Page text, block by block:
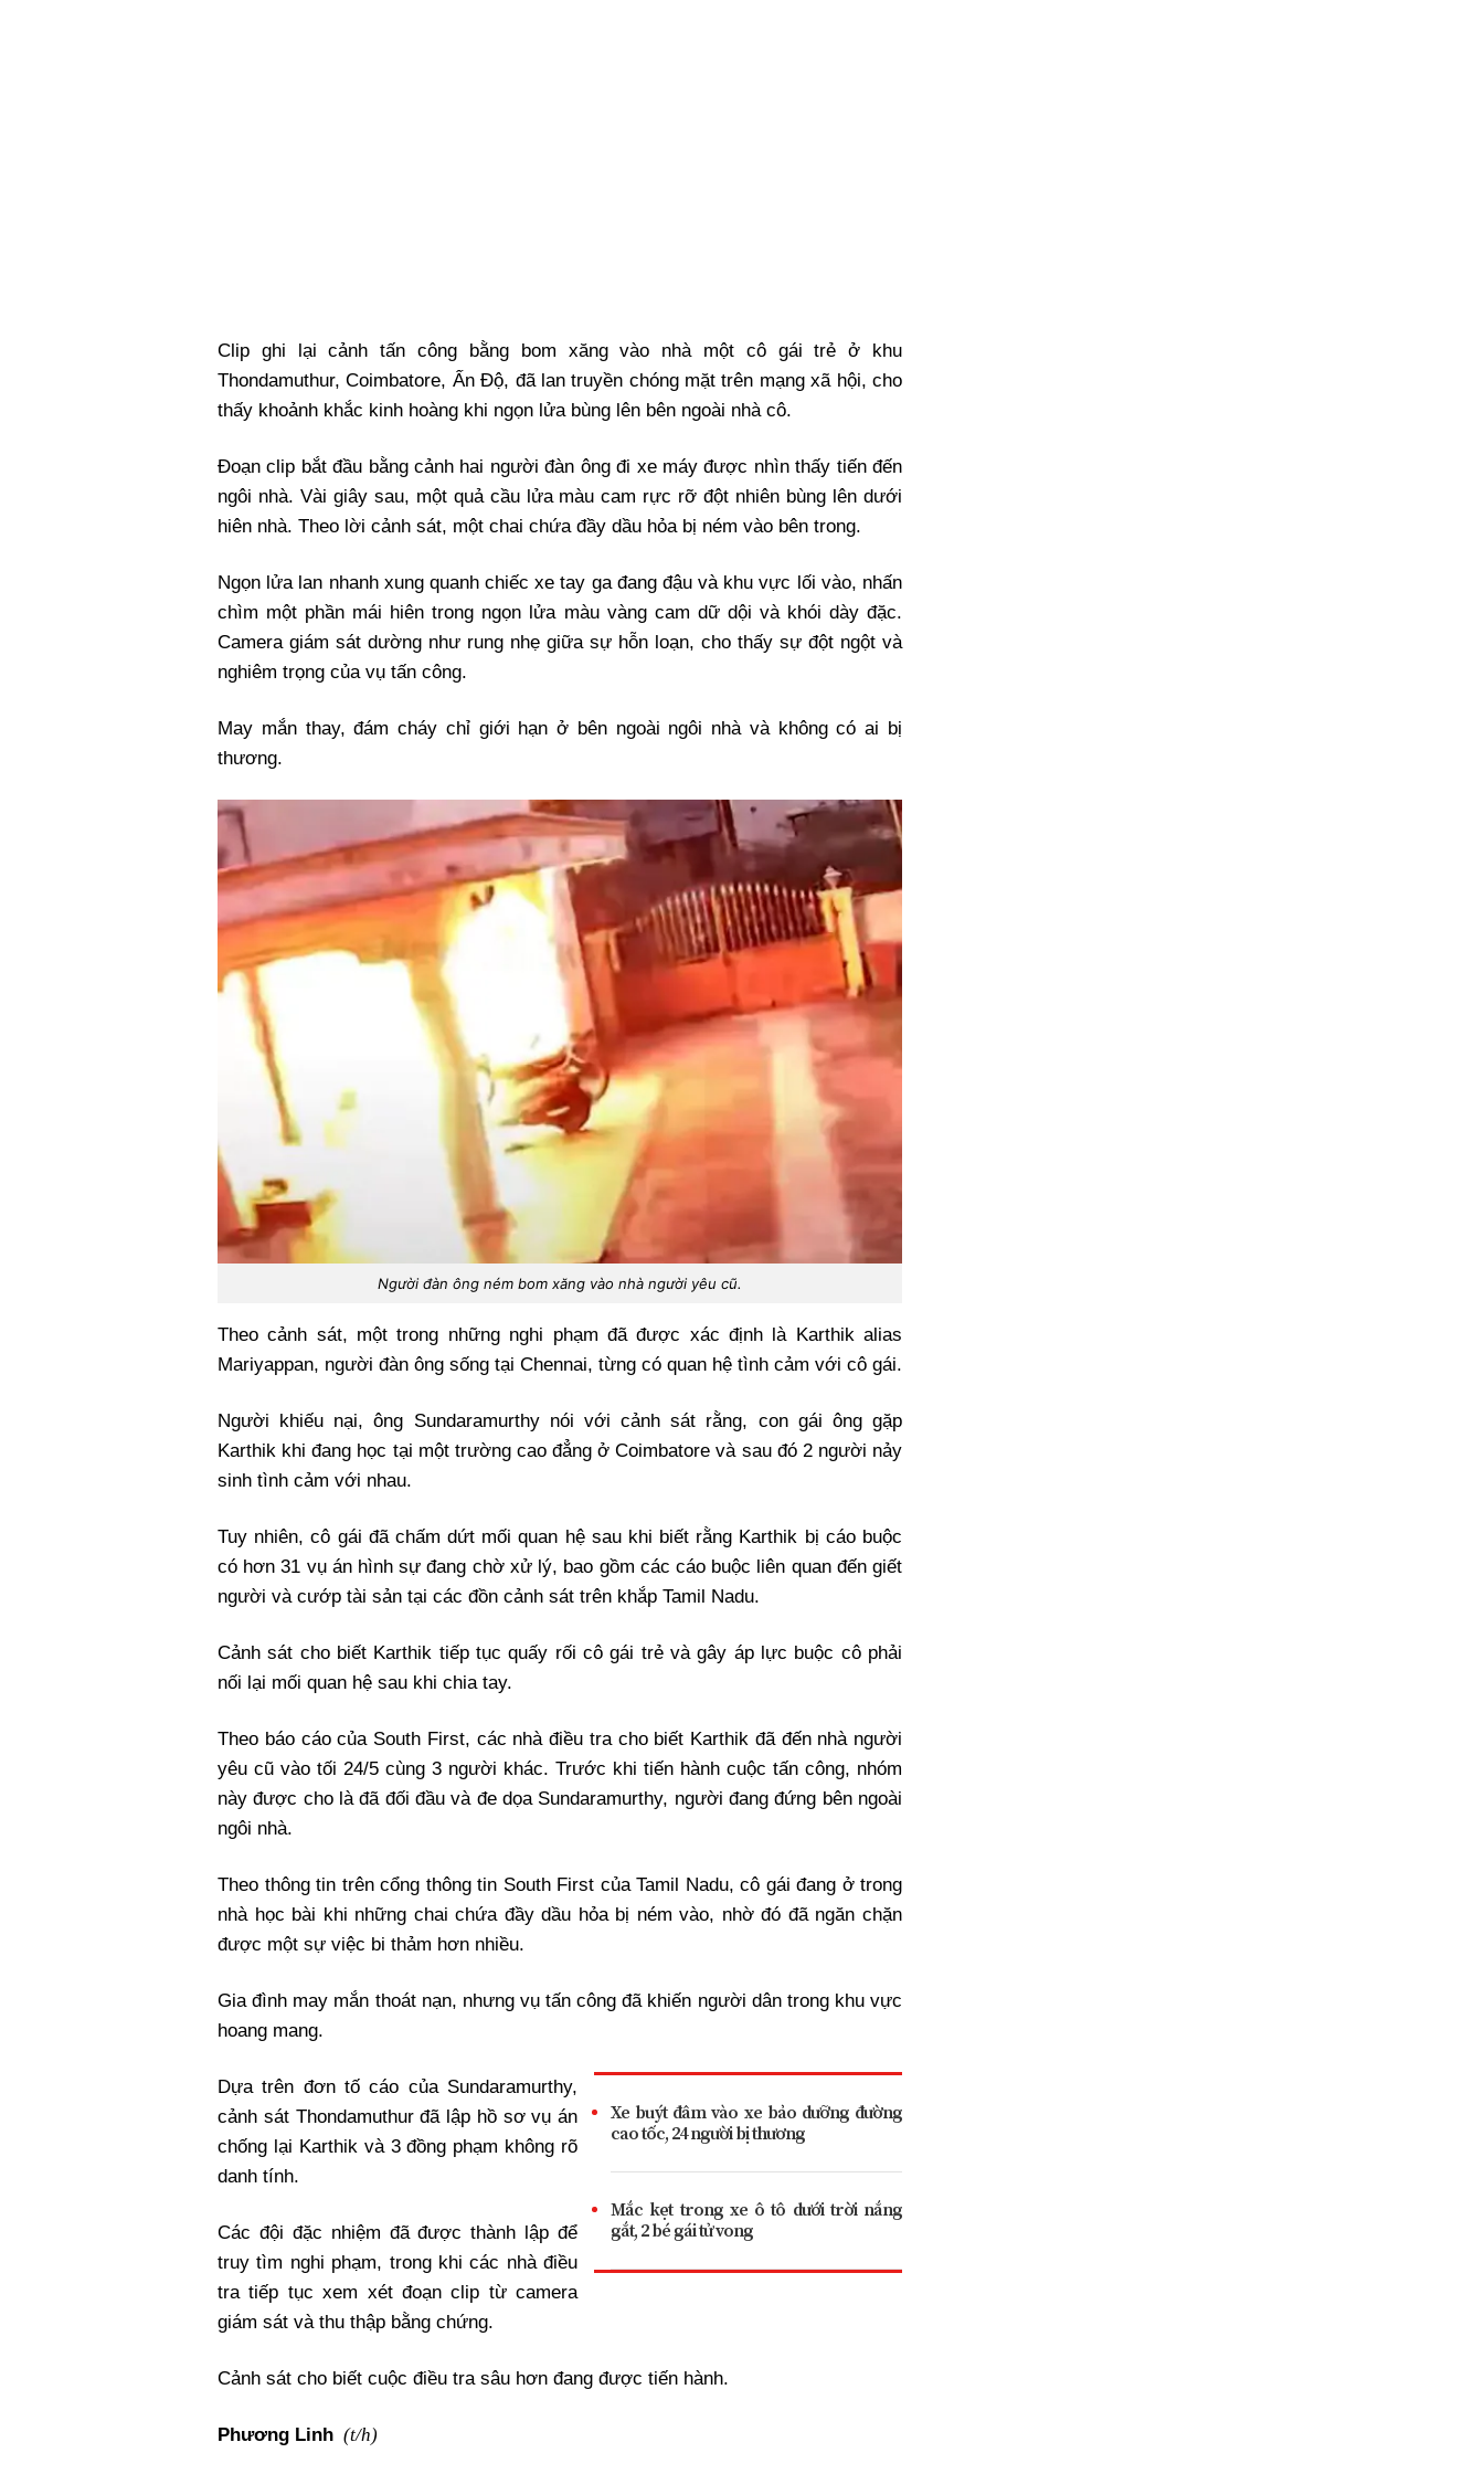
Clip ghi lại cảnh tấn công bằng bom xăng vào nhà một cô gái trẻ ở khu
Thondamuthur, Coimbatore, Ấn Độ, đã lan truyền chóng mặt trên mạng xã hội, cho
thấy khoảnh khắc kinh hoàng khi ngọn lửa bùng lên bên ngoài nhà cô.
Đoạn clip bắt đầu bằng cảnh hai người đàn ông đi xe máy được nhìn thấy tiến đến
ngôi nhà. Vài giây sau, một quả cầu lửa màu cam rực rỡ đột nhiên bùng lên dưới
hiên nhà. Theo lời cảnh sát, một chai chứa đầy dầu hỏa bị ném vào bên trong.
Ngọn lửa lan nhanh xung quanh chiếc xe tay ga đang đậu và khu vực lối vào, nhấn
chìm một phần mái hiên trong ngọn lửa màu vàng cam dữ dội và khói dày đặc.
Camera giám sát dường như rung nhẹ giữa sự hỗn loạn, cho thấy sự đột ngột và
nghiêm trọng của vụ tấn công.
May mắn thay, đám cháy chỉ giới hạn ở bên ngoài ngôi nhà và không có ai bị
thương.
Người đàn ông ném bom xăng vào nhà người yêu cũ.
Theo cảnh sát, một trong những nghi phạm đã được xác định là Karthik alias
Mariyappan, người đàn ông sống tại Chennai, từng có quan hệ tình cảm với cô gái.
Người khiếu nại, ông Sundaramurthy nói với cảnh sát rằng, con gái ông gặp
Karthik khi đang học tại một trường cao đẳng ở Coimbatore và sau đó 2 người nảy
sinh tình cảm với nhau.
Tuy nhiên, cô gái đã chấm dứt mối quan hệ sau khi biết rằng Karthik bị cáo buộc
có hơn 31 vụ án hình sự đang chờ xử lý, bao gồm các cáo buộc liên quan đến giết
người và cướp tài sản tại các đồn cảnh sát trên khắp Tamil Nadu.
Cảnh sát cho biết Karthik tiếp tục quấy rối cô gái trẻ và gây áp lực buộc cô phải
nối lại mối quan hệ sau khi chia tay.
Theo báo cáo của South First, các nhà điều tra cho biết Karthik đã đến nhà người
yêu cũ vào tối 24/5 cùng 3 người khác. Trước khi tiến hành cuộc tấn công, nhóm
này được cho là đã đối đầu và đe dọa Sundaramurthy, người đang đứng bên ngoài
ngôi nhà.
Theo thông tin trên cổng thông tin South First của Tamil Nadu, cô gái đang ở trong
nhà học bài khi những chai chứa đầy dầu hỏa bị ném vào, nhờ đó đã ngăn chặn
được một sự việc bi thảm hơn nhiều.
Gia đình may mắn thoát nạn, nhưng vụ tấn công đã khiến người dân trong khu vực
hoang mang.
Xe buýt đâm vào xe bảo dưỡng đường
cao tốc, 24 người bị thương
Mắc kẹt trong xe ô tô dưới trời nắng
gắt, 2 bé gái tử vong
Dựa trên đơn tố cáo của Sundaramurthy,
cảnh sát Thondamuthur đã lập hồ sơ vụ án
chống lại Karthik và 3 đồng phạm không rõ
danh tính.
Các đội đặc nhiệm đã được thành lập để
truy tìm nghi phạm, trong khi các nhà điều
tra tiếp tục xem xét đoạn clip từ camera
giám sát và thu thập bằng chứng.
Cảnh sát cho biết cuộc điều tra sâu hơn đang được tiến hành.
Phương Linh (t/h)